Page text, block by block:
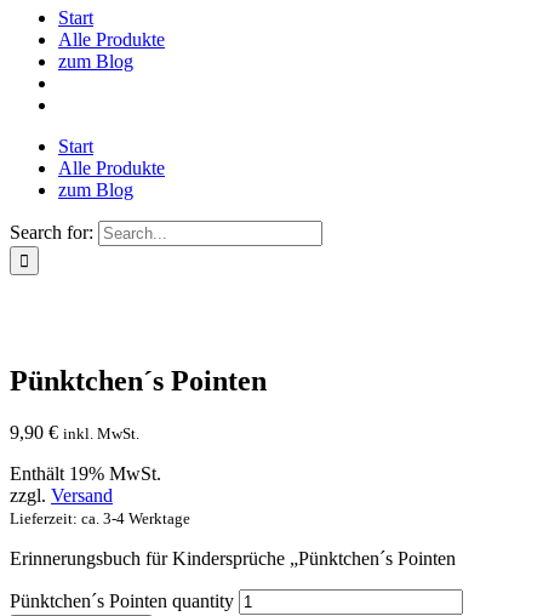
Start
Alle Produkte
zum Blog
Start
Alle Produkte
zum Blog
Search for:
Pünktchen´s Pointen
9,90 € inkl. MwSt.
Enthält 19% MwSt.
zzgl. Versand
Lieferzeit: ca. 3-4 Werktage
Erinnerungsbuch für Kindersprüche „Pünktchen´s Pointen
Pünktchen´s Pointen quantity